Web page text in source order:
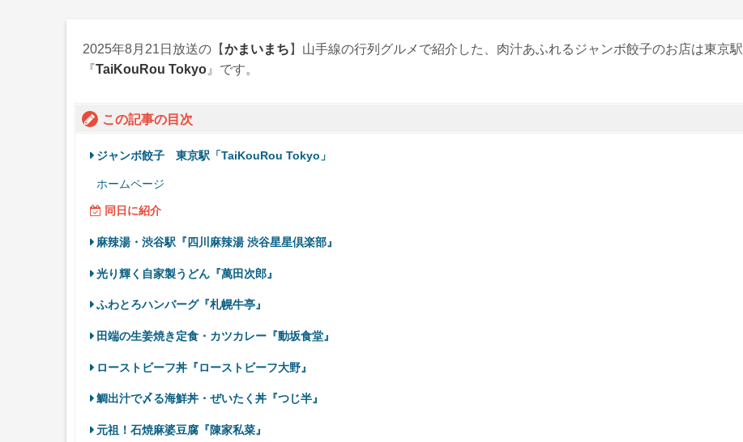
2025年8月21日 放送の【かまいまち 】山手線の行列グルメで紹介した、肉汁あふれるジャンボ餃子のお店は東京駅
『TaiKouRou Tokyo 』です。
この記事の目次
ジャンボ餃子 東京駅「TaiKouRou Tokyo」
ホームページ
同日に紹介
麻辣湯・渋谷駅『四川麻辣湯 渋谷星星倶楽部』
光り輝く自家製うどん『萬田次郎』
ふわとろハンバーグ『札幌牛亭』
田端の生姜焼き定食・カツカレー『動坂食堂』
ローストビーフ丼『ローストビーフ大野』
鯛出汁で〆る海鮮丼・ぜいたく丼『つじ半』
元祖！石焼麻婆豆腐『陳家私菜』